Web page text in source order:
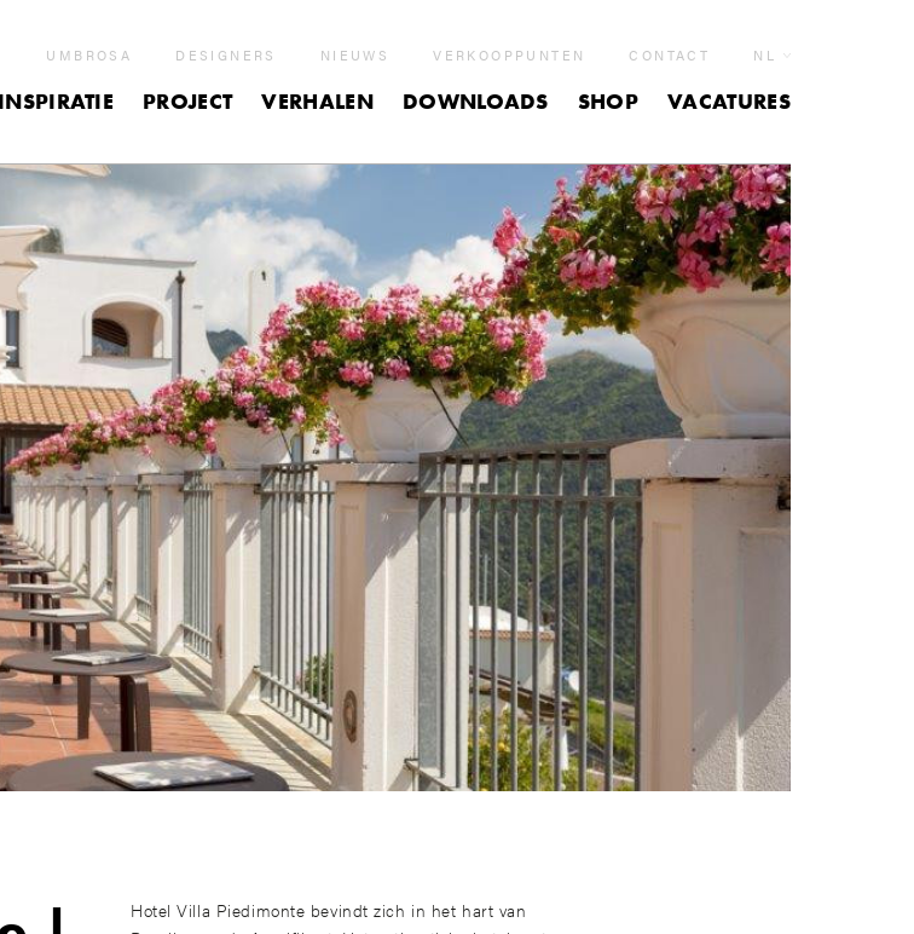
UMBROSA DESIGNERS NIEUWS VERKOOPPUNTEN CONTACT NL
INSPIRATIE PROJECT VERHALEN DOWNLOADS SHOP VACATURES
Hotel Villa Piedimonte bevindt zich in het hart van